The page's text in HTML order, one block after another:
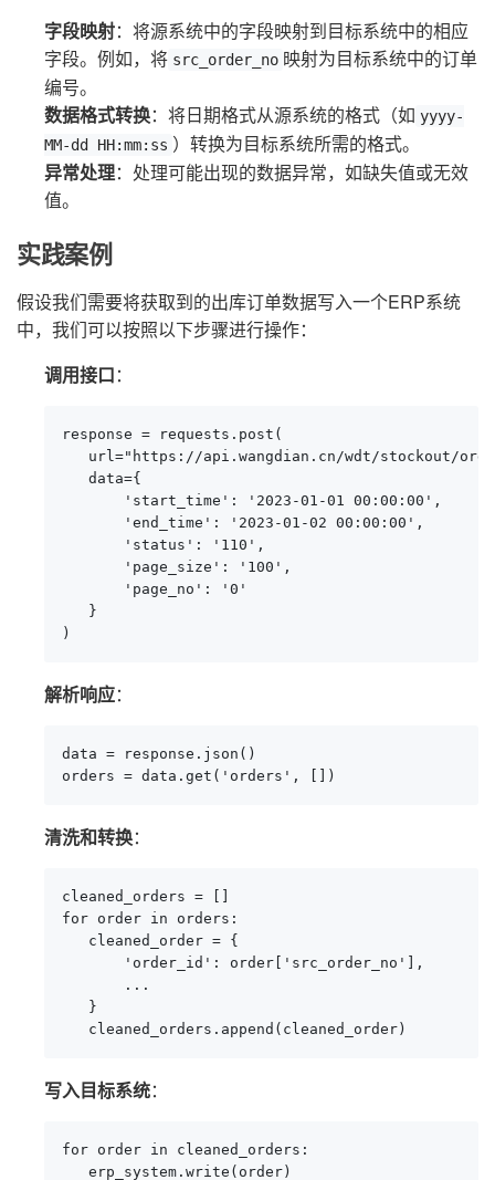
字段映射：将源系统中的字段映射到目标系统中的相应
字段。例如，将 src_order_no 映射为目标系统中的订单
编号。
数据格式转换：将日期格式从源系统的格式（如 yyyy-
MM-dd HH:mm:ss ）转换为目标系统所需的格式。
异常处理：处理可能出现的数据异常，如缺失值或无效
值。
实践案例
假设我们需要将获取到的出库订单数据写入一个ERP系统
中，我们可以按照以下步骤进行操作：
调用接口：
response = requests.post(
url="https://api.wangdian.cn/wdt/stockout/
   data={
       'start_time': '2023-01-01 00:00:00',
       'end_time': '2023-01-02 00:00:00',
       'status': '110',
       'page_size': '100',
       'page_no': '0'
   }
)
解析响应：
data = response.json()
orders = data.get('orders', [])
清洗和转换：
cleaned_orders = []
for order in orders:
   cleaned_order = {
       'order_id': order['src_order_no'],
       ...
   }
   cleaned_orders.append(cleaned_order)
写入目标系统：
for order in cleaned_orders:
   erp_system.write(order)